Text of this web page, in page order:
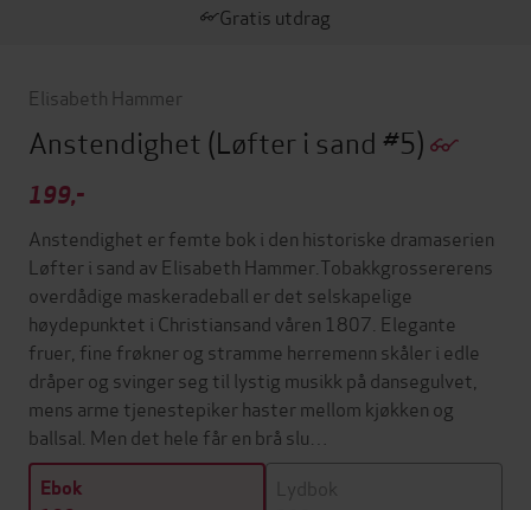
Gratis utdrag
Elisabeth Hammer
Anstendighet (Løfter i sand #5)
199,-
Anstendighet er femte bok i den historiske dramaserien
Løfter i sand av Elisabeth Hammer.Tobakkgrossererens
overdådige maskeradeball er det selskapelige
høydepunktet i Christiansand våren 1807. Elegante
fruer, fine frøkner og stramme herremenn skåler i edle
dråper og svinger seg til lystig musikk på dansegulvet,
mens arme tjenestepiker haster mellom kjøkken og
ballsal. Men det hele får en brå slu…
Ebok
Lydbok